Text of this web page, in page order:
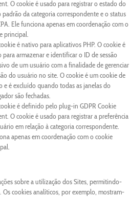
O cookie é usado para registrar o estado do
padrão da categoria correspondente e o status
Ele funciona apenas em coordenação com o
principal.
é nativo para aplicativos PHP. O cookie é
para armazenar e identificar o ID de sessão
de um usuário com a finalidade de gerenciar
do usuário no site. O cookie é um cookie de
e é excluído quando todas as janelas do
são fechadas.
é definido pelo plug-in GDPR Cookie
O cookie é usado para registrar a preferência
em relação à categoria correspondente.
apenas em coordenação com o cookie
sobre a utilização dos Sites, permitindo-
cookies analíticos, por exemplo, mostram-